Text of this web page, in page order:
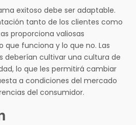
exitoso debe ser adaptable.
tanto de los clientes como
proporciona valiosas
que funciona y lo que no. Las
deberían cultivar una cultura de
lo que les permitirá cambiar
a condiciones del mercado
del consumidor.